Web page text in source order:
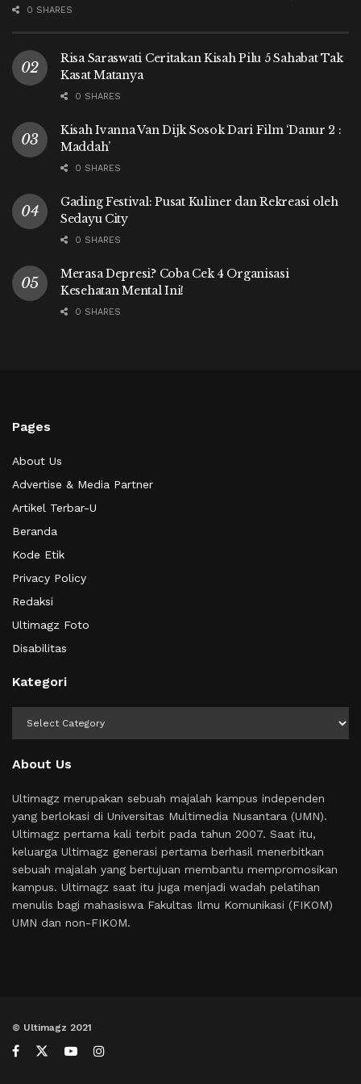
0 SHARES
Risa Saraswati Ceritakan Kisah Pilu 5 Sahabat Tak
Kasat Matanya
0 SHARES
Kisah Ivanna Van Dijk Sosok Dari Film ‘Danur 2 :
Maddah’
0 SHARES
Gading Festival: Pusat Kuliner dan Rekreasi oleh
Sedayu City
0 SHARES
Merasa Depresi? Coba Cek 4 Organisasi
Kesehatan Mental Ini!
0 SHARES
Pages
About Us
Advertise & Media Partner
Artikel Terbar-U
Beranda
Kode Etik
Privacy Policy
Redaksi
Ultimagz Foto
Disabilitas
Kategori
About Us
Ultimagz merupakan sebuah majalah kampus independen
yang berlokasi di Universitas Multimedia Nusantara (UMN).
Ultimagz pertama kali terbit pada tahun 2007. Saat itu,
keluarga Ultimagz generasi pertama berhasil menerbitkan
sebuah majalah yang bertujuan membantu mempromosikan
kampus. Ultimagz saat itu juga menjadi wadah pelatihan
menulis bagi mahasiswa Fakultas Ilmu Komunikasi (FIKOM)
UMN dan non-FIKOM.
© Ultimagz 2021